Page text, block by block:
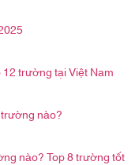
trường tại Việt Nam
nào?
nào? Top 8 trường tốt